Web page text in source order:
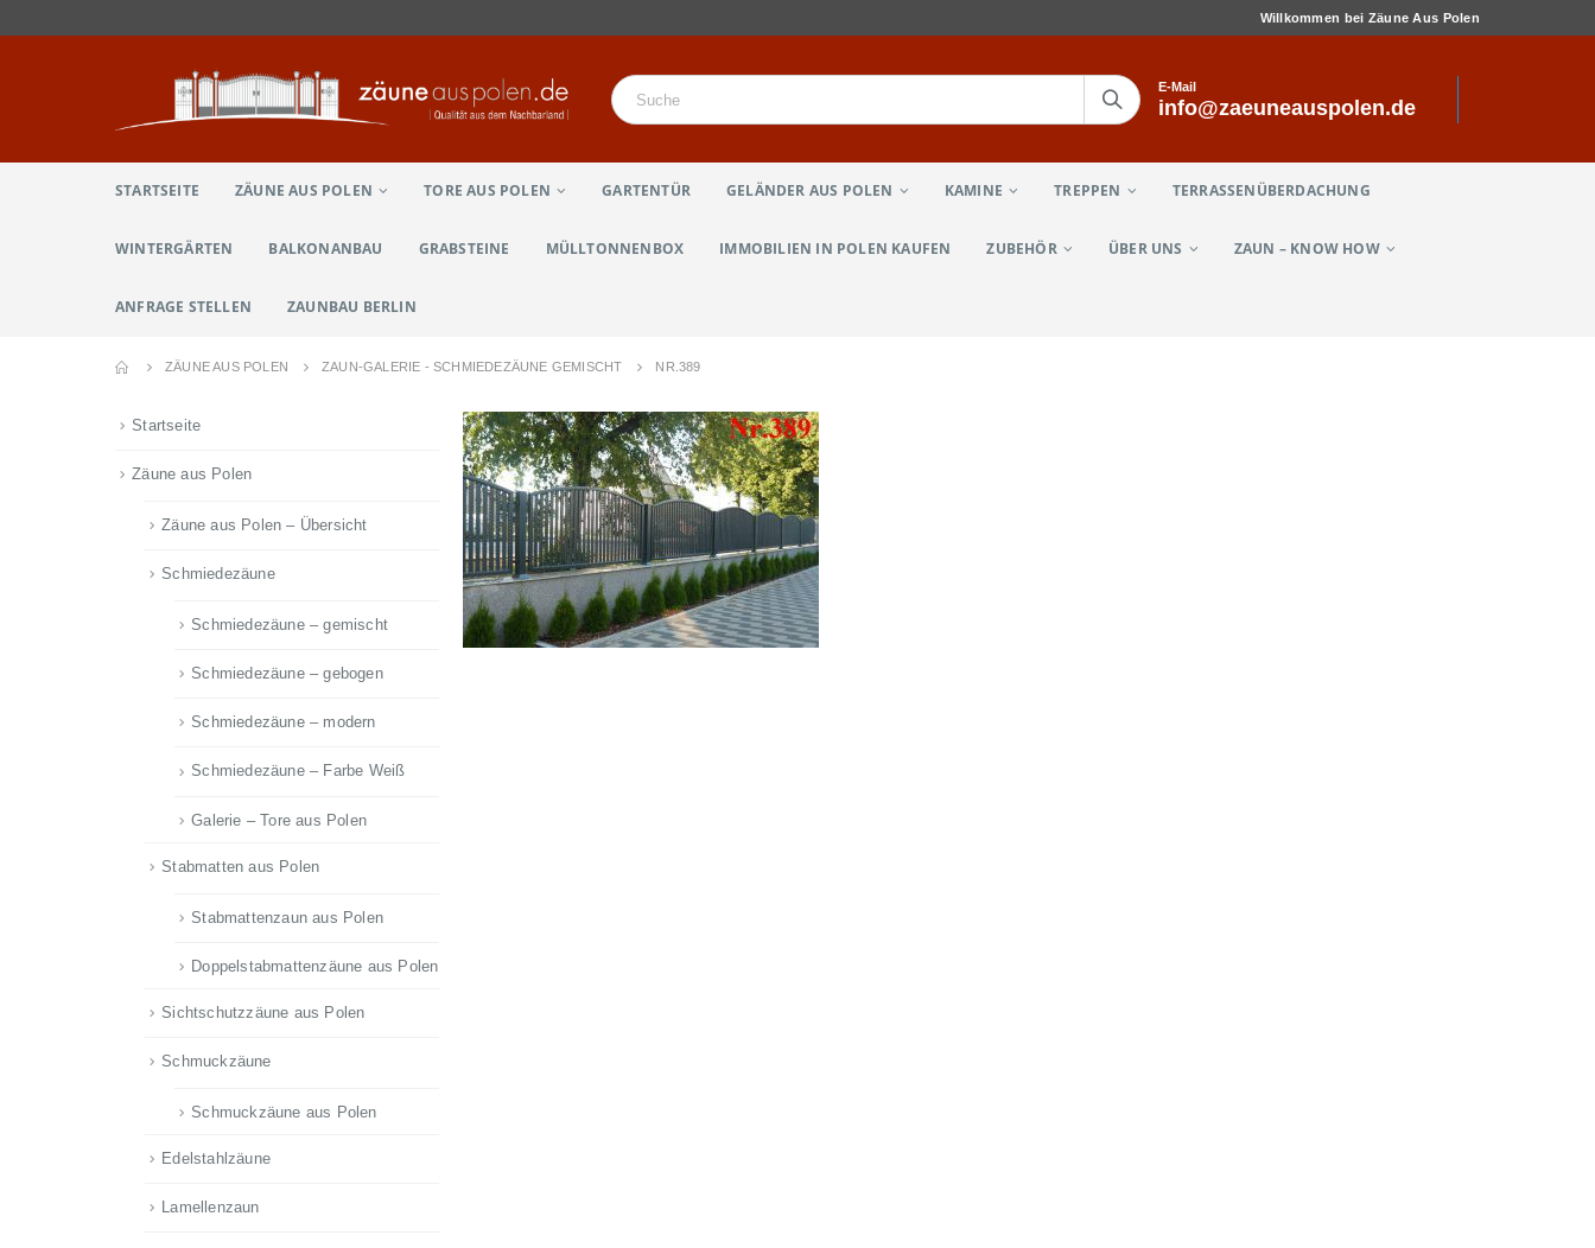
Willkommen bei Zäune Aus Polen
E-Mail
info@zaeuneauspolen.de
STARTSEITE ZÄUNE AUS POLEN TORE AUS POLEN GARTENTÜR GELÄNDER AUS POLEN KAMINE TREPPEN TERRASSENÜBERDACHUNG
WINTERGÄRTEN BALKONANBAU GRABSTEINE MÜLLTONNENBOX IMMOBILIEN IN POLEN KAUFEN ZUBEHÖR ÜBER UNS ZAUN – KNOW HOW
ANFRAGE STELLEN ZAUNBAU BERLIN
ZÄUNE AUS POLEN ZAUN-GALERIE - SCHMIEDEZÄUNE GEMISCHT NR.389
Startseite
Zäune aus Polen
Zäune aus Polen – Übersicht
Schmiedezäune
Schmiedezäune – gemischt
Schmiedezäune – gebogen
Schmiedezäune – modern
Schmiedezäune – Farbe Weiß
Galerie – Tore aus Polen
Stabmatten aus Polen
Stabmattenzaun aus Polen
Doppelstabmattenzäune aus Polen
Sichtschutzzäune aus Polen
Schmuckzäune
Schmuckzäune aus Polen
Edelstahlzäune
Lamellenzaun